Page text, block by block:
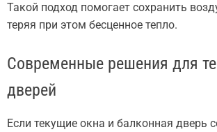
Такой подход помогает сохранить
теряя при этом бесценное тепло.
Современные решения для
дверей
Если текущие окна и балконная дверь